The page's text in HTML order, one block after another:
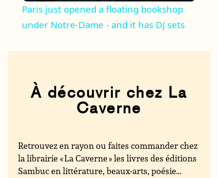
Paris just opened a floating bookshop
under Notre-Dame - and it has DJ sets
À découvrir chez La
Caverne
Retrouvez en rayon ou faites commander chez
la librairie « La Caverne » les livres des éditions
Sambuc en littérature, beaux-arts, poésie…